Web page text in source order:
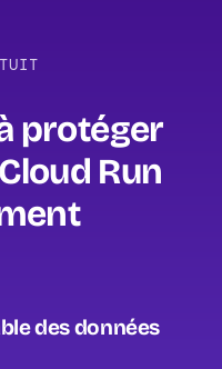
protéger
Run
des données